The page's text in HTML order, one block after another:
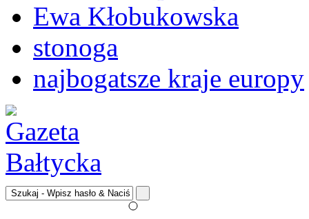
Ewa Kłobukowska
stonoga
najbogatsze kraje europy